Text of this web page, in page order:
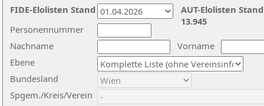
Nachname
Vorname
Ebene
Personennummer
Bundesland
Spgem./Kreis/Verein
AUT-Elolisten
13.945
FIDE-Elolisten Stand